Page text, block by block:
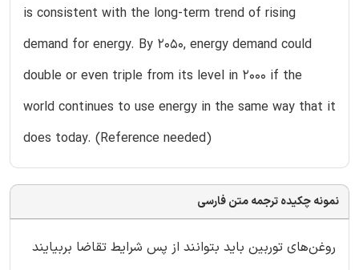
is consistent with the long-term trend of rising
demand for energy. By 2050, energy demand could
double or even triple from its level in 2000 if the
world continues to use energy in the same way that it
does today. (Reference needed)
نمونه چکیده ترجمه متن فارسی
روغن‌های توربین باید بتوانند از پس شرایط تقاضا بربیایند